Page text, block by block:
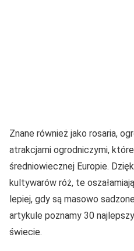
Znane również jako rosaria,
atrakcjami ogrodniczymi,
średniowiecznej Europie.
kultywarów róż, te
lepiej, gdy są masowo
artykule poznamy 30
świecie.